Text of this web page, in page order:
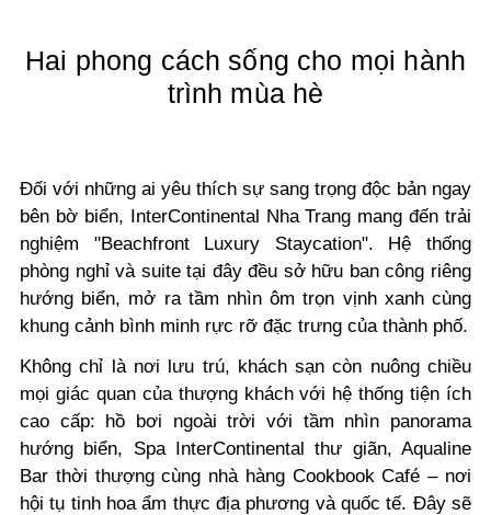
Hai phong cách sống cho mọi hành
trình mùa hè
Đối với những ai yêu thích sự sang trọng độc bản ngay
bên bờ biển, InterContinental Nha Trang mang đến trải
nghiệm "Beachfront Luxury Staycation". Hệ thống
phòng nghỉ và suite tại đây đều sở hữu ban công riêng
hướng biển, mở ra tầm nhìn ôm trọn vịnh xanh cùng
khung cảnh bình minh rực rỡ đặc trưng của thành phố.
Không chỉ là nơi lưu trú, khách sạn còn nuông chiều
mọi giác quan của thượng khách với hệ thống tiện ích
cao cấp: hồ bơi ngoài trời với tầm nhìn panorama
hướng biển, Spa InterContinental thư giãn, Aqualine
Bar thời thượng cùng nhà hàng Cookbook Café – nơi
hội tụ tinh hoa ẩm thực địa phương và quốc tế. Đây sẽ